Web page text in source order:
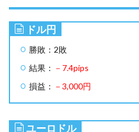
ドル円
勝敗：2敗
結果： －7.4pips
損益： －3,000円
ユーロドル